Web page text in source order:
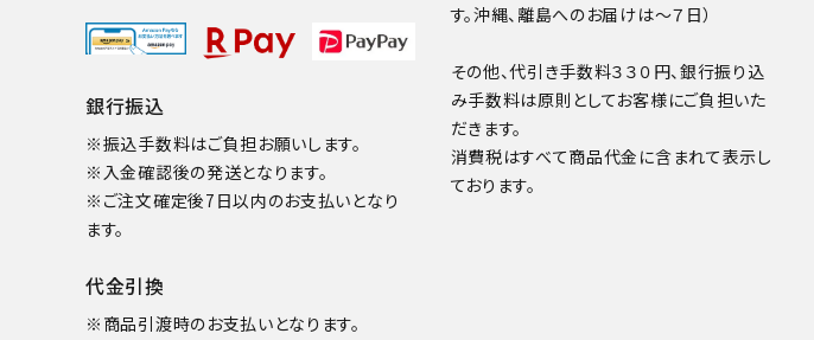
銀行振込
※振込手数料はご負担お願いします。
※入金確認後の発送となります。
※ご注文確定後7日以内のお支払いとなり
ます。
代金引換
※商品引渡時のお支払いとなります。
す。沖縄、離島へのお届けは～７日）
その他、代引き手数料３３０円、銀行振り込
み手数料は原則としてお客様にご負担いた
だきます。
消費税はすべて商品代金に含まれて表示し
ております。